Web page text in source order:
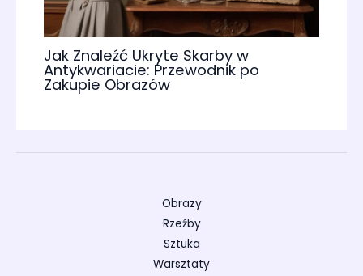
Jak Znaleźć Ukryte Skarby w
Antykwariacie: Przewodnik po
Zakupie Obrazów
Obrazy
Rzeźby
Sztuka
Warsztaty